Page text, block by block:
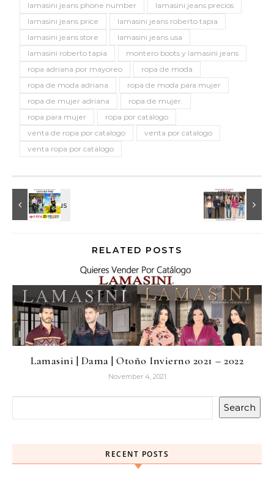
lamasini jeans phone number
lamasini jeans precios
lamasini jeans price
lamasini jeans roberto tapia
lamasini jeans store
lamasini jeans usa
lamasini roberto tapia
montero boots y lamasini jeans
ropa adriana por mayoreo
ropa de moda
ropa de moda adriana
ropa de moda para mujer
ropa de mujer adriana
ropa de mujer.
ropa para mujer
ropa por catalogo
venta de ropa por catalogo
venta por catalogo
venta ropa por catalogo
RELATED POSTS
Lamasini | Dama | Otoño Invierno 2021 – 2022
November 4, 2021
Search
RECENT POSTS